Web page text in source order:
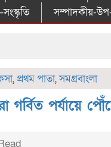
সম্পাদকীয়-
,প্রথম পাতা,সমগ্রবাংলা
পর্যায়ে